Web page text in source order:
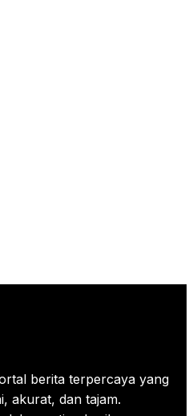
berita terpercaya yang
akurat, dan tajam.